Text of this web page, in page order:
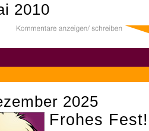
2010
2025
Frohes Fest!